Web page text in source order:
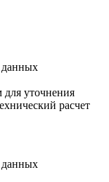
данных
для уточнения
расчет
данных